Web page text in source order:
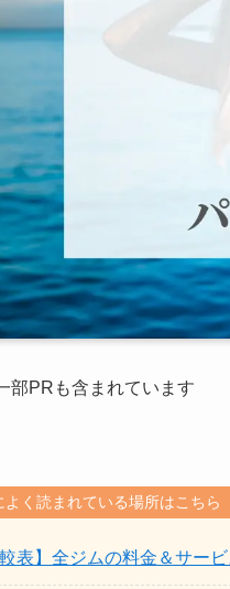
部PRも含まれています
よく読まれている場所はこちら
較表】全ジムの料金＆サー